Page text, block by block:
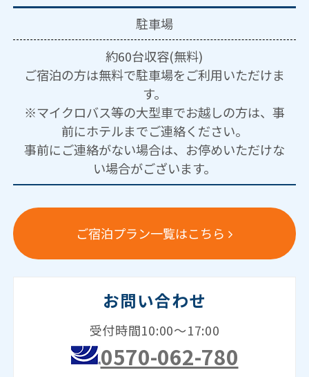
駐車場
約60台収容(無料)
ご宿泊の方は無料で駐車場をご利用いただけま
す。
※マイクロバス等の大型車でお越しの方は、事
前にホテルまでご連絡ください。
事前にご連絡がない場合は、お停めいただけな
い場合がございます。
ご宿泊プラン一覧はこちら
お問い合わせ
受付時間10:00～17:00
0570-062-780